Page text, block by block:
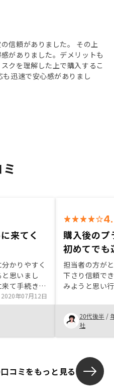
信頼がありました。 その上
がありました。デメリットも
クを理解した上で購入するこ
迅速で安心感がありまし
来てく
かりやすく
思いまし
て手続きと
めてもらえた
身も不動産
前に始めて
れていて、
きたので、
2020年07月12日
購入後のプ
初めてでも
担当者の方が
下さり信頼で
みようと思い
入した。なし
20代後半 /
社
コミをもっと見る